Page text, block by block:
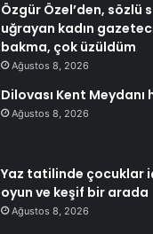
Özgür Özel’den, sözlü
uğrayan kadın
bakma, çok üzüldüm
Ağustos 8, 2026
Dilovası Kent Meydanı
Ağustos 8, 2026
Yaz tatilinde çocuklar
oyun ve keşif bir arada
Ağustos 8, 2026